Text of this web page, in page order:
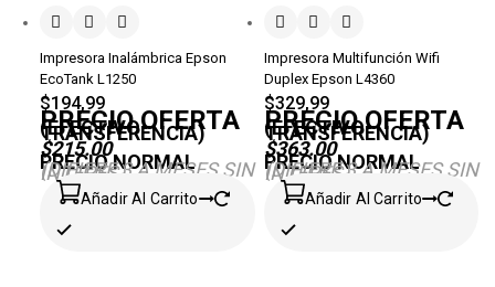
Impresora Inalámbrica Epson
EcoTank L1250
$194,99
PRECIO OFERTA
(EFECTIVO-
TRANSFERENCIA)
$215.00
PRECIO NORMAL
(DIFIERE 3 A MESES SIN
INTERÉS)
Añadir Al Carrito
Impresora Multifunción Wifi
Duplex Epson L4360
$329,99
PRECIO OFERTA
(EFECTIVO-
TRANSFERENCIA)
$363.00
PRECIO NORMAL
(DIFIERE 3 A MESES SIN
INTERÉS)
Añadir Al Carrito